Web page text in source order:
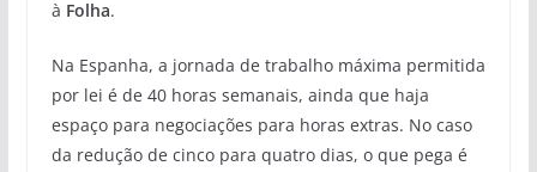
à Folha.
Na Espanha, a jornada de trabalho máxima permitida
por lei é de 40 horas semanais, ainda que haja
espaço para negociações para horas extras. No caso
da redução de cinco para quatro dias, o que pega é